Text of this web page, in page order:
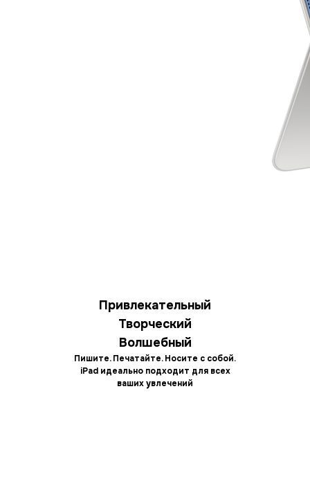
Привлекательный
Творческий
Волшебный
Пишите. Печатайте. Носите с собой.
iPad идеально подходит для всех
ваших увлечений